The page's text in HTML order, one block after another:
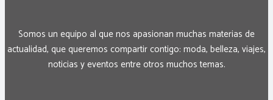
Somos un equipo al que nos apasionan muchas materias de
actualidad, que queremos compartir contigo: moda, belleza, viajes,
noticias y eventos entre otros muchos temas.